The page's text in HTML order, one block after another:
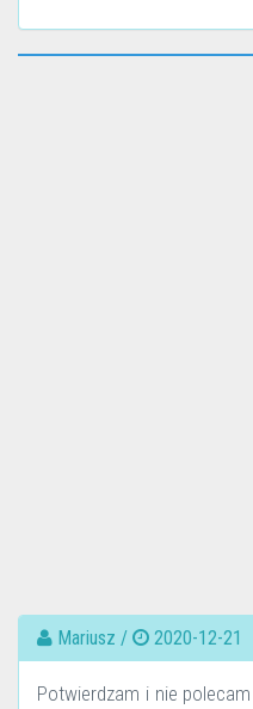
Mariusz / 2020-12-21
Potwierdzam i nie